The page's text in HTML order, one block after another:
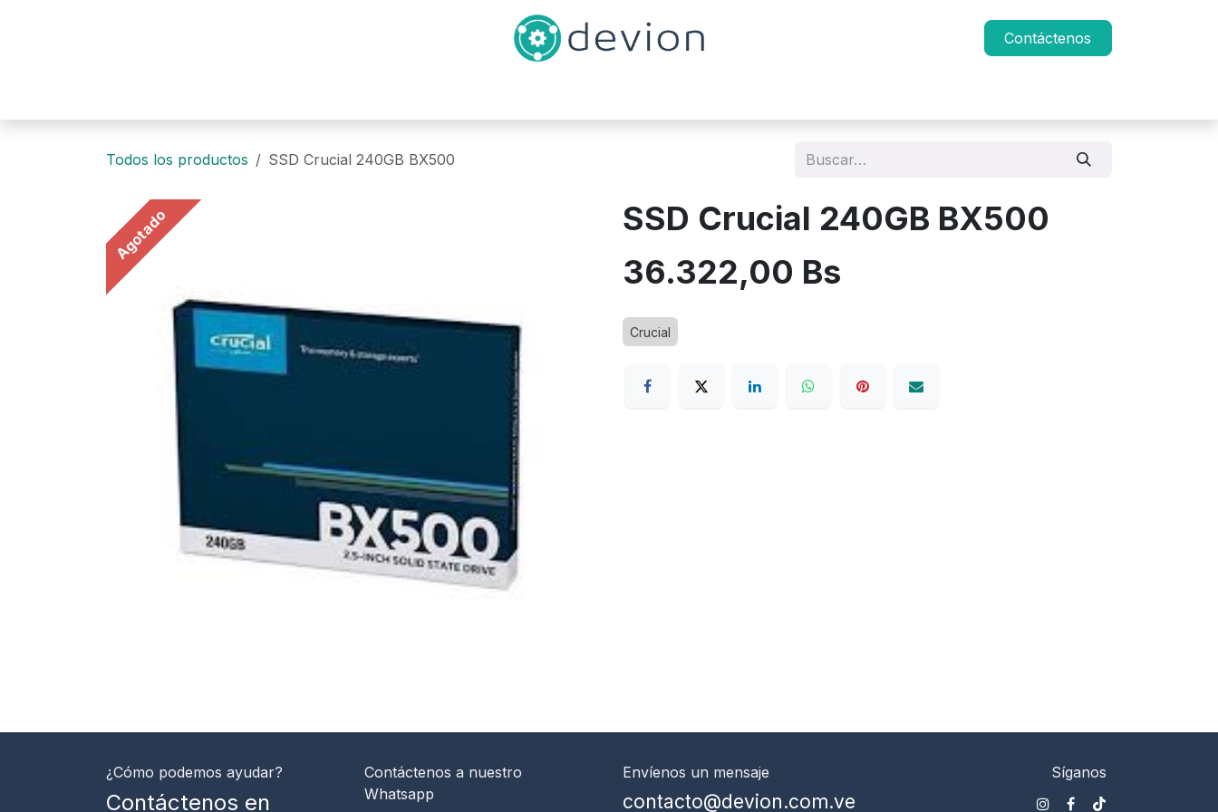
Contáctenos
Todos los productos SSD Crucial 240GB BX500
Agotado
SSD Crucial 240GB BX500
36.322,00 Bs
Crucial
¿Cómo podemos ayudar?
Contáctenos en
Contáctenos a nuestro
Whatsapp
Envíenos un mensaje
contacto@devion.com.ve
Síganos